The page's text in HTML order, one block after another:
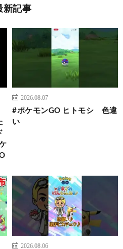
新記事
2026.08.07
#ポケモンGO ヒトモシ 色違
い
2026.08.06